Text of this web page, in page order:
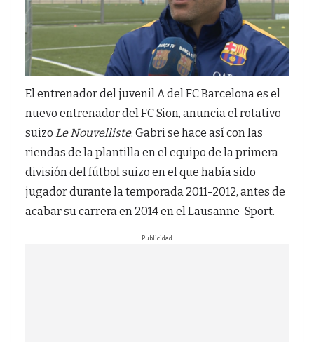
El entrenador del juvenil A del FC Barcelona es el
nuevo entrenador del FC Sion, anuncia el rotativo
suizo Le Nouvelliste. Gabri se hace así con las
riendas de la plantilla en el equipo de la primera
división del fútbol suizo en el que había sido
jugador durante la temporada 2011-2012, antes de
acabar su carrera en 2014 en el Lausanne-Sport.
Publicidad